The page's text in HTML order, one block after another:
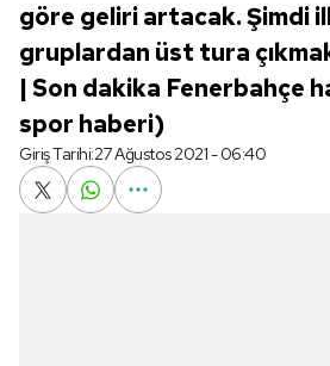
göre geliri artacak. Şimdi
gruplardan üst tura
| Son dakika Fenerbahçe
spor haberi)
Giriş Tarihi:27 Ağustos 2021 - 06:40